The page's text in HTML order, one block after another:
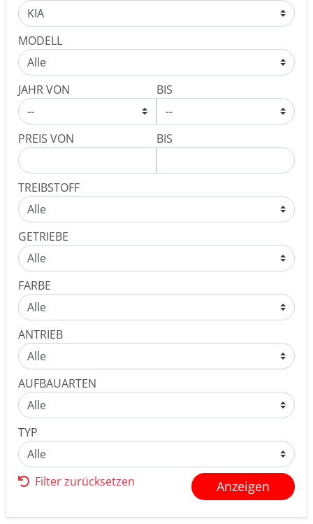
MODELL
JAHR VON BIS
PREIS VON BIS
TREIBSTOFF
GETRIEBE
FARBE
ANTRIEB
AUFBAUARTEN
TYP
Filter zurücksetzen Anzeigen